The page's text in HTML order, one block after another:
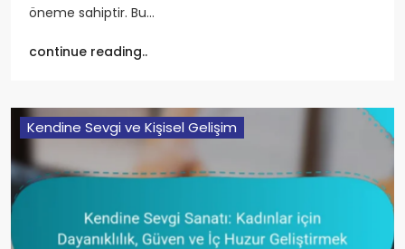
öneme sahiptir. Bu…
continue reading..
Kendine Sevgi ve Kişisel Gelişim